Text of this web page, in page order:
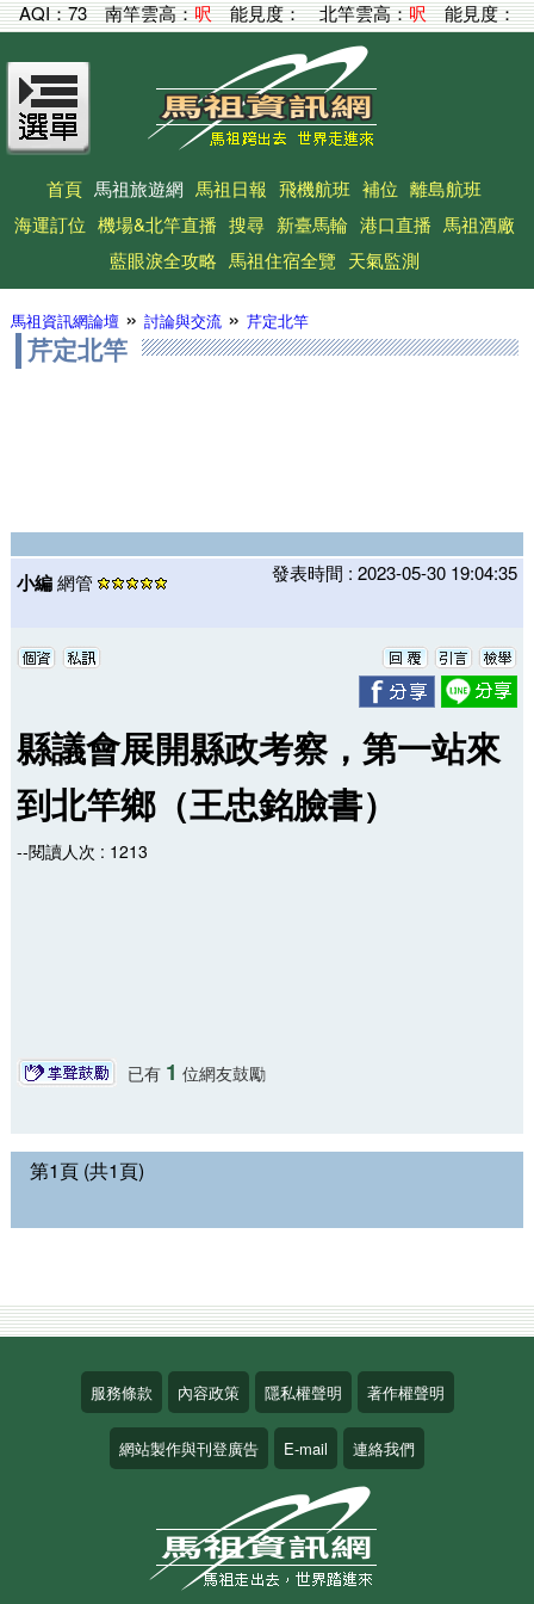
AQI：73 南竿雲高：呎能見度：北竿雲高：呎能見度：
首頁 馬祖旅遊網 馬祖日報 飛機航班 補位 離島航班
海運訂位 機場&北竿直播 搜尋 新臺馬輪 港口直播 馬祖酒廠
藍眼淚全攻略 馬祖住宿全覽 天氣監測
馬祖資訊網論壇» 討論與交流» 芹定北竿
芹定北竿
小編網管 發表時間 : 2023-05-30 19:04:35
縣議會展開縣政考察，第一站來
到北竿鄉（王忠銘臉書）
--閱讀人次 : 1213
已有 1 位網友鼓勵
第1頁 (共1頁)
服務條款 內容政策 隱私權聲明 著作權聲明
網站製作與刊登廣告 E-mail 連絡我們